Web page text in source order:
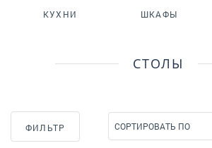
КУХНИ ШКАФЫ
СТОЛЫ
ФИЛЬТР СОРТИРОВАТЬ ПО